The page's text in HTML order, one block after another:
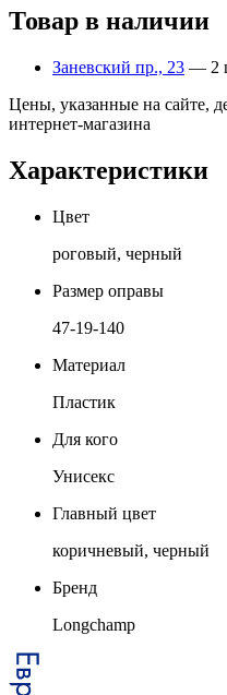
Товар в наличии
Заневский пр., 23 — 2
Цены, указанные на сайте,
интернет-магазина
Характеристики
Цвет
роговый, черный
Размер оправы
47-19-140
Материал
Пластик
Для кого
Унисекс
Главный цвет
коричневый, черный
Бренд
Longchamp